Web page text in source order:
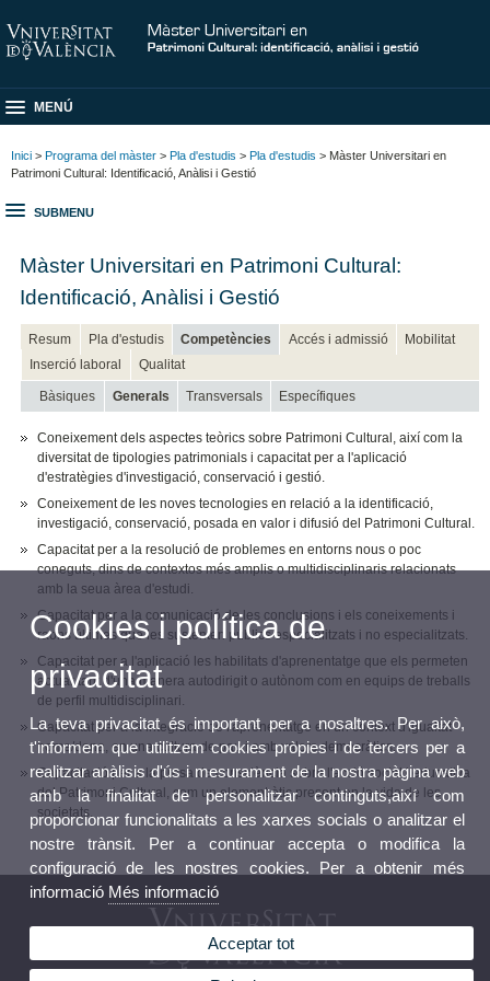
MENÚ
Inici > Programa del màster > Pla d'estudis > Pla d'estudis > Màster Universitari en
Patrimoni Cultural: Identificació, Anàlisi i Gestió
SUBMENU
Màster Universitari en Patrimoni Cultural:
Identificació, Anàlisi i Gestió
Resum Pla d'estudis Competències Accés i admissió
Mobilitat
Inserció laboral
Qualitat
Bàsiques Generals Transversals Específiques
Coneixement dels aspectes teòrics sobre Patrimoni Cultural, així com la
diversitat de tipologies patrimonials i capacitat per a l'aplicació
d'estratègies d'investigació, conservació i gestió.
Coneixement de les noves tecnologies en relació a la identificació,
investigació, conservació, posada en valor i difusió del Patrimoni Cultural.
Capacitat per a la resolució de problemes en entorns nous o poc
coneguts, dins de contextos més amplis o multidisciplinaris relacionats
amb la seua àrea d'estudi.
Capacitat per a la comunicació de les conclusions i els coneixements i
raons últimes que les sustenten públics especialitzats i no especialitzats.
Capacitat per a l'aplicació les habilitats d'aprenentatge que els permeten
actuar tant d'una manera autodirigit o autònom com en equips de treballs
de perfil multidisciplinari.
Capacitat per a la integració de l'aprenentatge en un context d'igualtat
home/dona, en una cultura de pau i amb valors democràtics.
Capacitació per a la presa de consciència sobre l'acció social i educativa
del Patrimoni Cultural, com un element ètic present en la vida de les
societats.
Cookies i política de
privacitat
La teva privacitat és important per a nosaltres. Per això,
t'informem que utilitzem cookies pròpies i de tercers per a
realitzar anàlisis d'ús i mesurament de la nostra pàgina web
amb la finalitat de personalitzar continguts,així com
proporcionar funcionalitats a les xarxes socials o analitzar el
nostre trànsit. Per a continuar accepta o modifica la
configuració de les nostres cookies. Per a obtenir més
informació Més informació
Acceptar tot